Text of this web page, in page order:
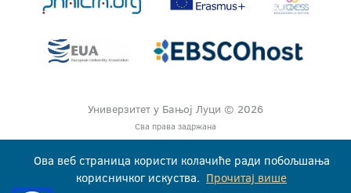
Универзитет у Бањој Луци © 2026
Сва права задржана
Ова веб страница користи колачиће ради побољшања
корисничког искуства. Прочитај више